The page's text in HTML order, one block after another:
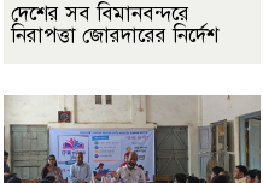
দেশের সব বিমানবন্দরে
নিরাপত্তা জোরদারের নির্দেশ